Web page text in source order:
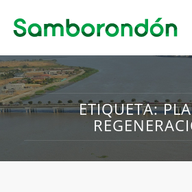
ETIQUETA: